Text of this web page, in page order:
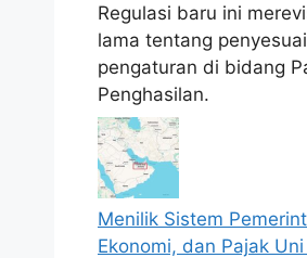
Regulasi baru ini
lama tentang
pengaturan di bidang
Penghasilan.
Menilik Sistem
Ekonomi, dan Pajak